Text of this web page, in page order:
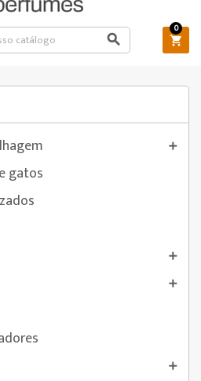
 
0

gatos


